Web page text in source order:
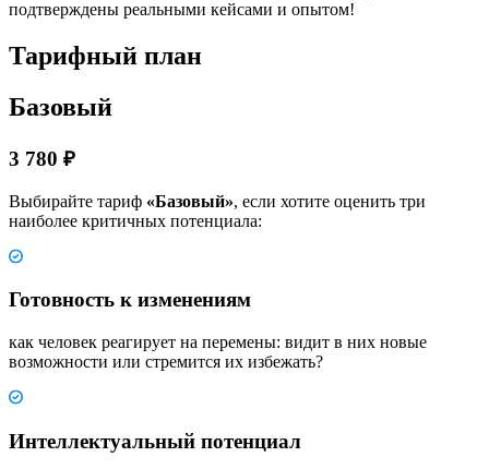
подтверждены реальными кейсами и опытом!
Тарифный план
Базовый
3 780 ₽
Выбирайте тариф «Базовый», если хотите оценить три
наиболее критичных потенциала:
Готовность к изменениям
как человек реагирует на перемены: видит в них новые
возможности или стремится их избежать?
Интеллектуальный потенциал